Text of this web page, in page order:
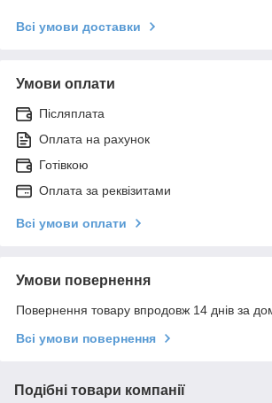
Всі умови доставки
Умови оплати
Післяплата
Оплата на рахунок
Готівкою
Оплата за реквізитами
Всі умови оплати
Умови повернення
Повернення товару впродовж 14 днів за
Всі умови повернення
Подібні товари компанії